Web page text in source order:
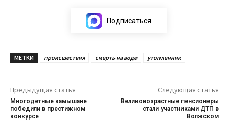
Подписаться
МЕТКИ происшествия смерть на воде утопленник
Предыдущая статья
Многодетные камышане
победили в престижном
конкурсе
Следующая статья
Великовозрастные пенсионеры
стали участниками ДТП в
Волжском